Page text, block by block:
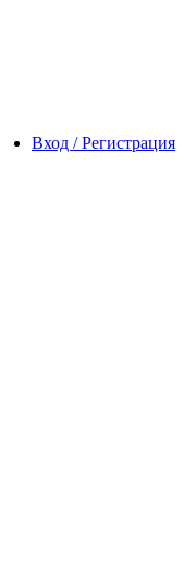
Вход / Регистрация